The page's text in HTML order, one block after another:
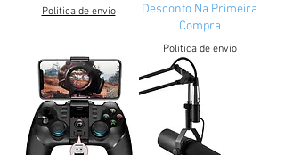
Politica de envio
Desconto Na Primeira
Compra
Politica de envio